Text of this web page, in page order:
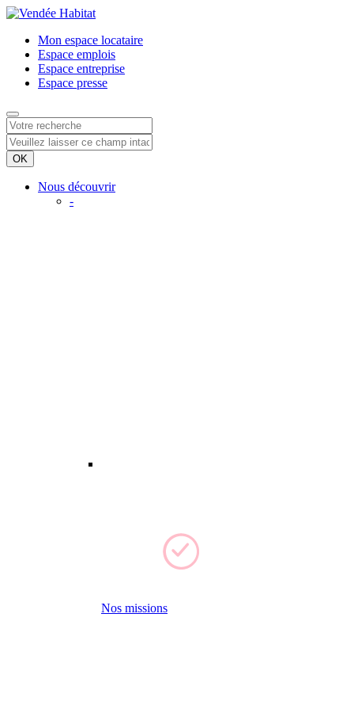
Mon espace locataire
Espace emplois
Espace entreprise
Espace presse
Nous découvrir
-
Nos missions